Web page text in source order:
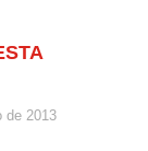
de 2013